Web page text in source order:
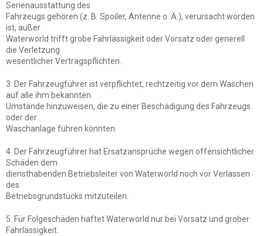
Serienausstattung des
Fahrzeugs gehören (z. B. Spoiler, Antenne o. Ä.), verursacht worden
ist, außer
Waterworld trifft grobe Fahrlässigkeit oder Vorsatz oder generell
die Verletzung
wesentlicher Vertragspflichten.
3. Der Fahrzeugführer ist verpflichtet, rechtzeitig vor dem Waschen
auf alle ihm bekannten
Umstände hinzuweisen, die zu einer Beschädigung des Fahrzeugs
oder der
Waschanlage führen könnten.
4. Der Fahrzeugführer hat Ersatzansprüche wegen offensichtlicher
Schäden dem
diensthabenden Betriebsleiter von Waterworld noch vor Verlassen
des
Betriebsgrundstücks mitzuteilen.
5. Für Folgeschäden haftet Waterworld nur bei Vorsatz und grober
Fahrlässigkeit.